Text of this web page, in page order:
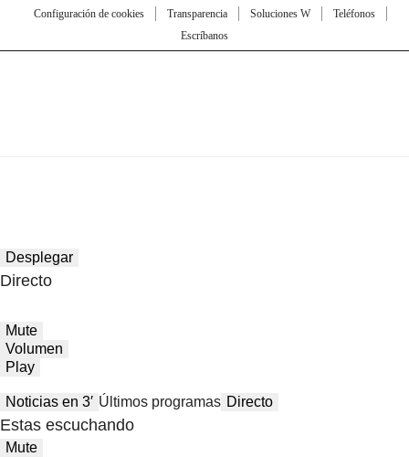
Configuración de cookies
Transparencia Soluciones W
Teléfonos
Escríbanos
Desplegar
Directo
Mute
Volumen
Play
Noticias en 3′ Últimos programas Directo
Estas escuchando
Mute